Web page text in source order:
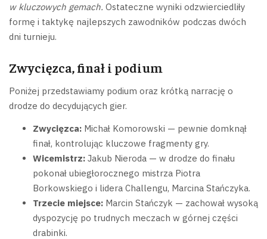
w kluczowych gemach. Ostateczne wyniki odzwierciedliły
formę i taktykę najlepszych zawodników podczas dwóch
dni turnieju.
Zwycięzca, finał i podium
Poniżej przedstawiamy podium oraz krótką narrację o
drodze do decydujących gier.
Zwycięzca: Michał Komorowski — pewnie domknął
finał, kontrolując kluczowe fragmenty gry.
Wicemistrz: Jakub Nieroda — w drodze do finału
pokonał ubiegłorocznego mistrza Piotra
Borkowskiego i lidera Challengu, Marcina Stańczyka.
Trzecie miejsce: Marcin Stańczyk — zachował wysoką
dyspozycję po trudnych meczach w górnej części
drabinki.